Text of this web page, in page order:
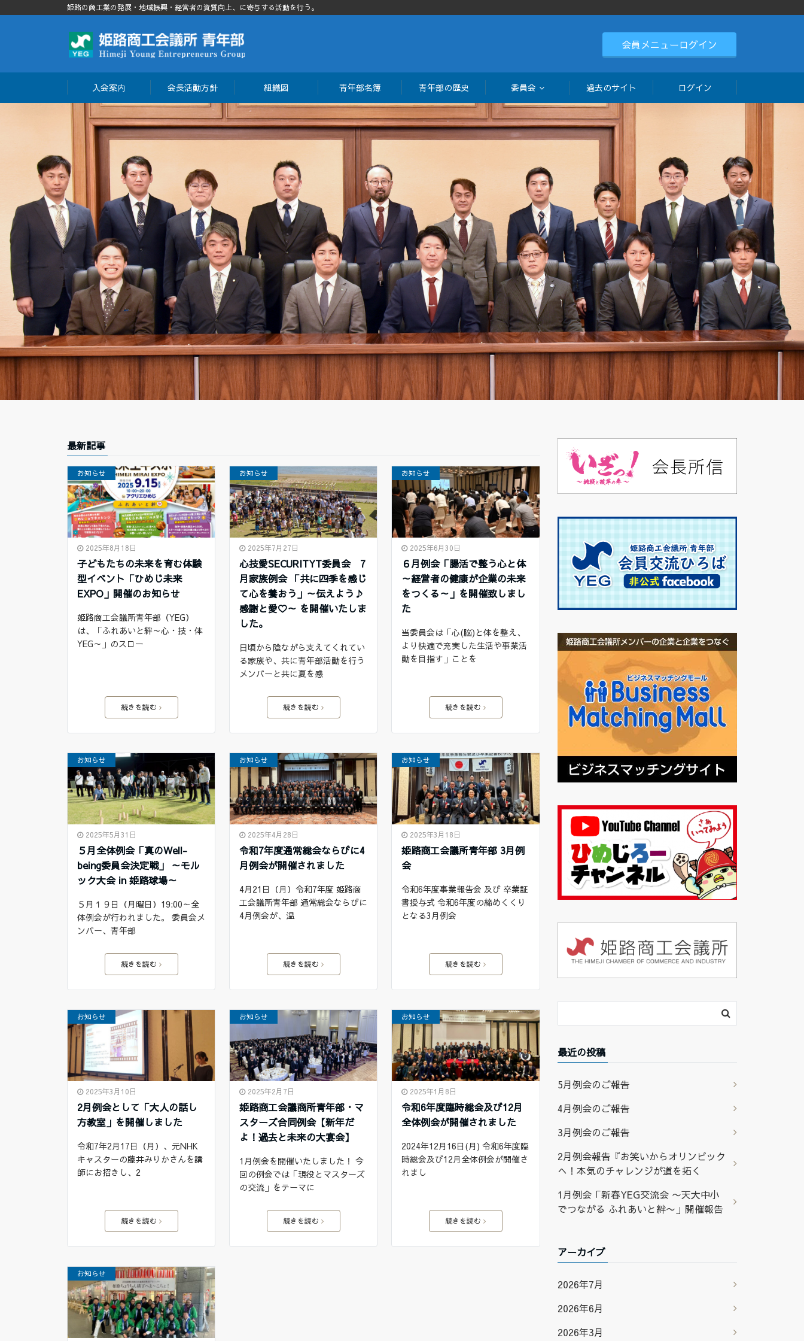
姫路の商工業の発展・地域振興・経営者の資質向上、に寄与する活動を行う。
会員メニューログイン
入会案内 会長活動方針 組織図 青年部名簿 青年部の歴史 委員会 過去のサイト ログイン
最新記事
お知らせ
2025年8月18日
子どもたちの未来を育む体験
型イベント「ひめじ未来
EXPO」開催のお知らせ
姫路商工会議所青年部（YEG）
は、「ふれあいと絆～心・技・体
YEG～」のスロー
続きを読む
お知らせ
2025年7月27日
心技愛SECURITYT委員会 7
月家族例会 「共に四季を感じ
て心を養おう」～伝えよう♪
感謝と愛♡～ を開催いたしま
した。
⽇頃から陰ながら支えてくれてい
る家族や、共に青年部活動を行う
メンバーと共に夏を感
続きを読む
お知らせ
2025年6月30日
６月例会「腸活で整う心と体
～経営者の健康が企業の未来
をつくる～」を開催致しまし
た
当委員会は「心(脳)と体を整え、
より快適で充実した生活や事業活
動を目指す」ことを
続きを読む
お知らせ
2025年5月31日
５月全体例会「真のWell-
being委員会決定戦」 ～モル
ック大会 in 姫路球場～
５月１９日（月曜日）19:00～全
体例会が行われました。 委員会メ
ンバー、青年部
続きを読む
お知らせ
2025年4月28日
令和7年度通常総会ならびに4
月例会が開催されました
4月21日（月）令和7年度 姫路商
工会議所青年部 通常総会ならびに
4月例会が、温
続きを読む
お知らせ
2025年3月18日
姫路商工会議所青年部 3月例
会
令和6年度事業報告会 及び 卒業証
書授与式 令和6年度の締めくくり
となる3月例会
続きを読む
お知らせ
2025年3月10日
2月例会として「大人の話し
方教室」を開催しました
令和7年2月17日（月）、元NHK
キャスターの藤井みりかさんを講
師にお招きし、2
続きを読む
お知らせ
2025年2月7日
姫路商工会議商所青年部・マ
スターズ合同例会【新年だ
よ！過去と未来の大宴会】
1月例会を開催いたしました！ 今
回の例会では「現役とマスターズ
の交流」をテーマに
続きを読む
お知らせ
2025年1月8日
令和6年度臨時総会及び12月
全体例会が開催されました
2024年12月16日(月) 令和6年度臨
時総会及び12月全体例会が開催さ
れまし
続きを読む
お知らせ
最近の投稿
5月例会のご報告
4月例会のご報告
3月例会のご報告
2月例会報告『お笑いからオリンピック
へ！本気のチャレンジが道を拓く
1月例会「新春YEG交流会 〜天大中小
でつながる ふれあいと絆〜」開催報告
アーカイブ
2026年7月
2026年6月
2026年3月